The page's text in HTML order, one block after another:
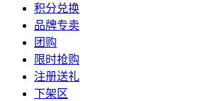
积分兑换
品牌专卖
团购
限时抢购
注册送礼
下架区